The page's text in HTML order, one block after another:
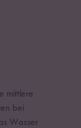
mittlere
bei
Wasser